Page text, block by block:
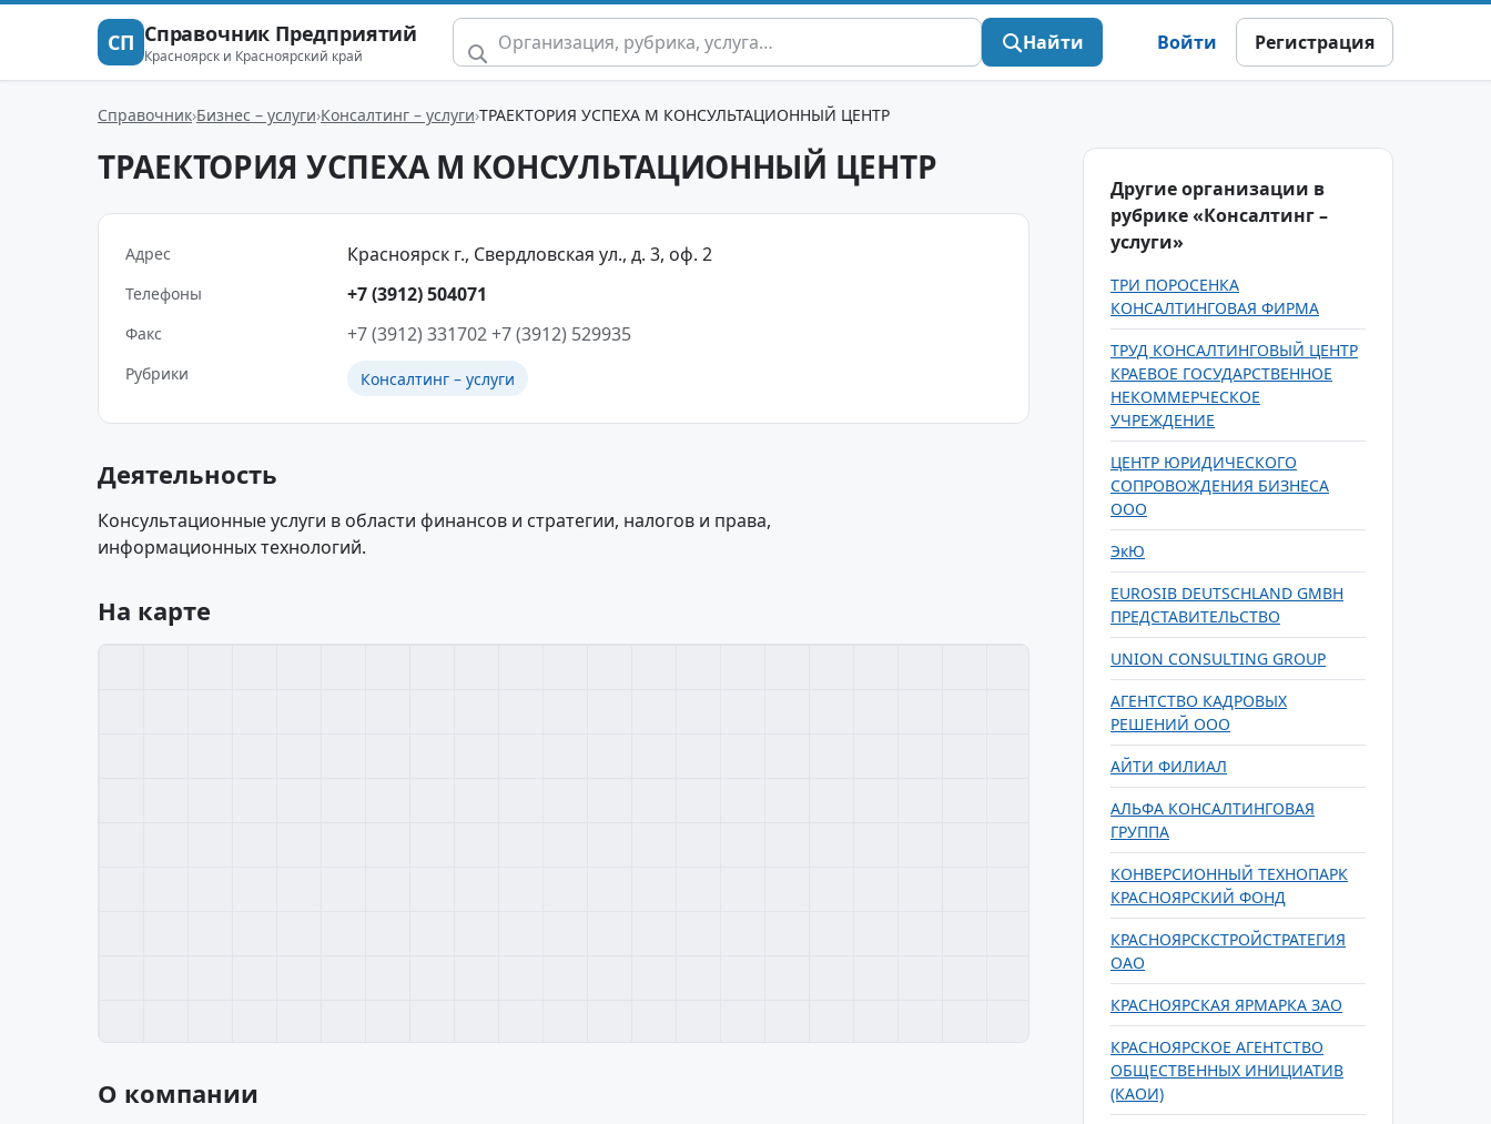
СП Справочник Предприятий
Красноярск и Красноярский край
Найти Войти Регистрация
Справочник Бизнес – услуги Консалтинг – услуги ТРАЕКТОРИЯ УСПЕХА М КОНСУЛЬТАЦИОННЫЙ ЦЕНТР
ТРАЕКТОРИЯ УСПЕХА М КОНСУЛЬТАЦИОННЫЙ ЦЕНТР
Адрес Красноярск г., Свердловская ул., д. 3, оф. 2
Телефоны +7 (3912) 504071
Факс +7 (3912) 331702+7 (3912) 529935
Рубрики Консалтинг – услуги
Деятельность
Консультационные услуги в области финансов и стратегии, налогов и права,
информационных технологий.
На карте
О компании
Другие организации в
рубрике «Консалтинг –
услуги»
ТРИ ПОРОСЕНКА
КОНСАЛТИНГОВАЯ ФИРМА
ТРУД КОНСАЛТИНГОВЫЙ ЦЕНТР
КРАЕВОЕ ГОСУДАРСТВЕННОЕ
НЕКОММЕРЧЕСКОЕ
УЧРЕЖДЕНИЕ
ЦЕНТР ЮРИДИЧЕСКОГО
СОПРОВОЖДЕНИЯ БИЗНЕСА
ООО
ЭкЮ
EUROSIB DEUTSCHLAND GMBH
ПРЕДСТАВИТЕЛЬСТВО
UNION CONSULTING GROUP
АГЕНТСТВО КАДРОВЫХ
РЕШЕНИЙ ООО
АЙТИ ФИЛИАЛ
АЛЬФА КОНСАЛТИНГОВАЯ
ГРУППА
КОНВЕРСИОННЫЙ ТЕХНОПАРК
КРАСНОЯРСКИЙ ФОНД
КРАСНОЯРСКСТРОЙСТРАТЕГИЯ
ОАО
КРАСНОЯРСКАЯ ЯРМАРКА ЗАО
КРАСНОЯРСКОЕ АГЕНТСТВО
ОБЩЕСТВЕННЫХ ИНИЦИАТИВ
(КАОИ)